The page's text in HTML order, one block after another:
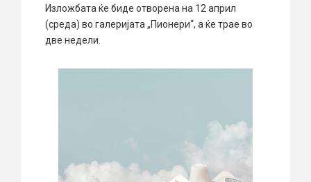
Изложбата ќе биде отворена на 12 април
(среда) во галеријата „Пионери“, а ќе трае во
две недели.